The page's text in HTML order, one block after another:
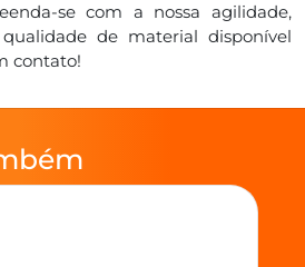
se com a nossa agilidade,
de material disponível
contato!